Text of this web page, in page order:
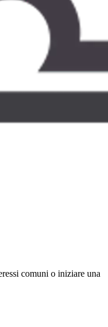
comuni o iniziare una